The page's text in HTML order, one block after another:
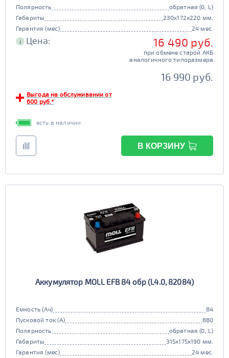
Полярность
обратная (0, L)
Габариты
230x172x220 мм.
Гарантия (мес)
24 мес.
i Цена: 16 490 руб.
при обмене старой АКБ
аналогичного типоразмера
16 990 руб.
Выгода на обслуживании от
600 руб.*
есть в наличии
В КОРЗИНУ
Аккумулятор MOLL EFB 84 обр (L4.0, 82084)
Емкость (Ач)
84
Пусковой ток (А)
880
Полярность
обратная (0, L)
Габариты
315x175x190 мм.
Гарантия (мес)
24 мес.